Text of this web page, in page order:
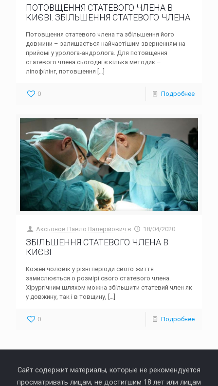
ПОТОВЩЕННЯ СТАТЕВОГО ЧЛЕНА В
КИЄВІ. ЗБІЛЬШЕННЯ СТАТЕВОГО ЧЛЕНА.
Потовщення статевого члена та збільшення його
довжини – залишається найчастішим зверненням на
прийомі у уролога-андролога. Для потовщення
статевого члена сьогодні є кілька методик –
ліпофілінг, потовщення […]
0 Подробнее
Аксьонов Павло Валерійович в 18/04/2020
ЗБІЛЬШЕННЯ СТАТЕВОГО ЧЛЕНА В
КИЄВІ
Кожен чоловік у різні періоди свого життя
замислюється о розмірі свого статевого члена.
Хірургічним шляхом можна збільшити статевий член як
у довжину, так і в товщину, […]
0 Подробнее
Сайт содержит материалы, которые не рекомендуется
просматривать лицам, не достигшим 18 лет или лицам